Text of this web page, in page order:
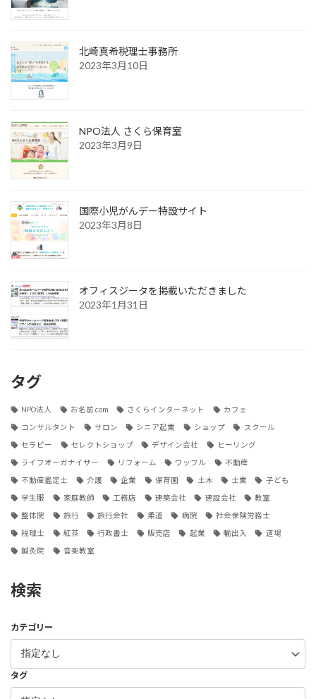
北崎真希税理士事務所
2023年3月10日
NPO法人 さくら保育室
2023年3月9日
国際小児がんデー特設サイト
2023年3月8日
オフィスジータを掲載いただきました
2023年1月31日
タグ
NPO法人 お名前.com さくらインターネット カフェ
コンサルタント サロン シニア起業 ショップ スクール
セラピー セレクトショップ デザイン会社 ヒーリング
ライフオーガナイザー リフォーム ワッフル 不動産
不動産鑑定士 介護 企業 保育園 土木 士業 子ども
学生服 家庭教師 工務店 建築会社 建設会社 教室
整体院 旅行 旅行会社 柔道 病院 社会保険労務士
税理士 紅茶 行政書士 販売店 起業 輸出入 道場
鍼灸院 音楽教室
検索
カテゴリー
タグ